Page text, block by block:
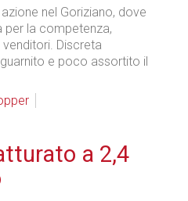
nel Goriziano, dove
per la competenza,
Discreta
e poco assortito il
a 2,4